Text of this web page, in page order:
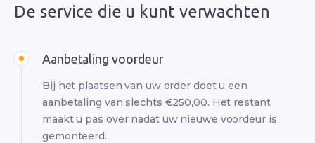
De service die u kunt verwachten
Aanbetaling voordeur
Bij het plaatsen van uw order doet u een
aanbetaling van slechts €250,00. Het restant
maakt u pas over nadat uw nieuwe voordeur is
gemonteerd.